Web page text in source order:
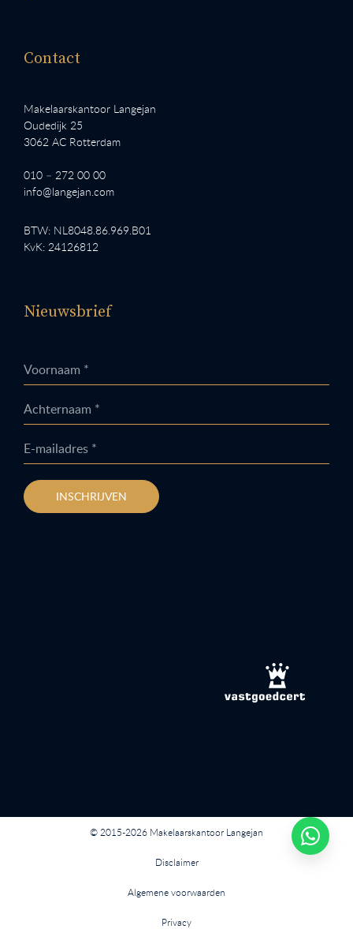
Contact
Makelaarskantoor Langejan
Oudedijk 25
3062 AC Rotterdam
010 – 272 00 00
info@langejan.com
BTW: NL8048.86.969.B01
KvK: 24126812
Nieuwsbrief
Voornaam *
Achternaam *
E-mailadres *
INSCHRIJVEN
© 2015-2026 Makelaarskantoor Langejan
Disclaimer
Algemene voorwaarden
Privacy